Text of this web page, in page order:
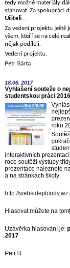
tedy možné materiály
stahovat. Za spolupráci
Učiteli …
Za vedení projektu ještě
všem, kteří se na celé
nějak podíleli.
Vedení projektu.
Petr Bárta
18.06. 2017
Vyhlašení souteže o
studentskou práci
roku
interaktivních
roce soutěží výstupy
prezentace naleznete
a na stránkách školy:
http://
Hlasovat můžete na
Uzávěrka hlasování je:
2017
Petr B